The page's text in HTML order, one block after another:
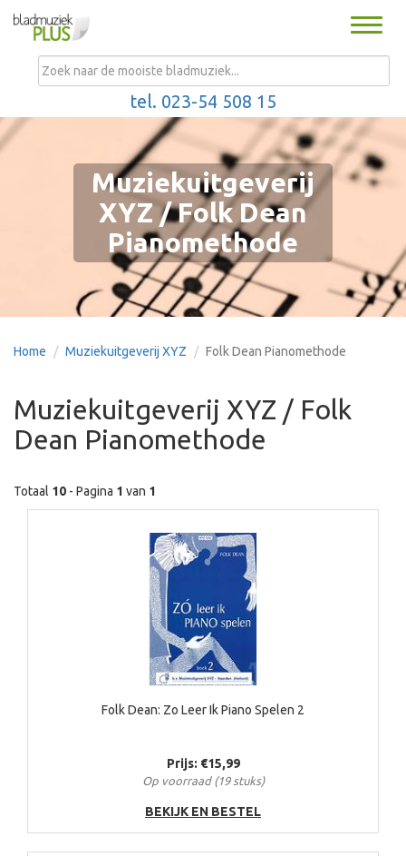
Toggle
tel. 023-54 508 15
MENU
Muziekuitgeverij
XYZ / Folk Dean
Pianomethode
Home Muziekuitgeverij XYZ Folk Dean Pianomethode
Muziekuitgeverij XYZ / Folk
Dean Pianomethode
Totaal 10 - Pagina 1 van 1
Folk Dean: Zo Leer Ik Piano Spelen 2
Prijs: €15,99
Op voorraad (19 stuks)
BEKIJK EN BESTEL